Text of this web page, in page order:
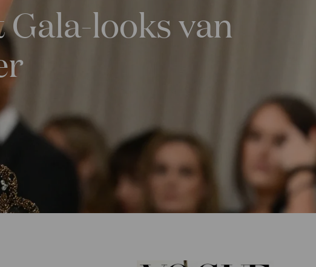
looks van